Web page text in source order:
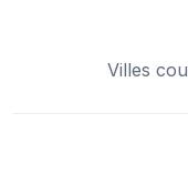
Villes